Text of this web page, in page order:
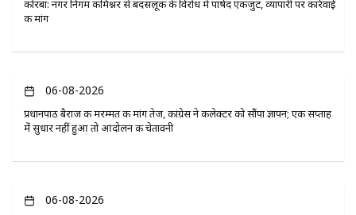
कोरबा: नगर निगम कमिश्नर से बदसलूकी के विरोध में पार्षद एकजुट, व्यापारी पर कार्रवाई
की मांग
06-08-2026
प्रधानपाठ बैराज की मरम्मत की मांग तेज, कांग्रेस ने कलेक्टर को सौंपा ज्ञापन; एक सप्ताह
में सुधार नहीं हुआ तो आंदोलन की चेतावनी
06-08-2026